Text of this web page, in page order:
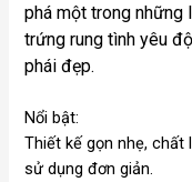
phá một trong
trứng rung tình yêu
phái đẹp.
Nổi bật:
Thiết kế gọn nhẹ, chất
sử dụng đơn giản.